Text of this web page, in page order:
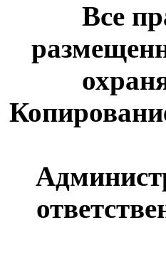
Все